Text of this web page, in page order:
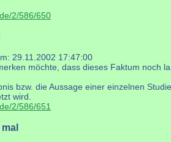
2/586/650
29.11.2002 17:47:00
möchte, dass dieses Faktum noch
bzw. die Aussage einer einzelnen
wird.
2/586/651